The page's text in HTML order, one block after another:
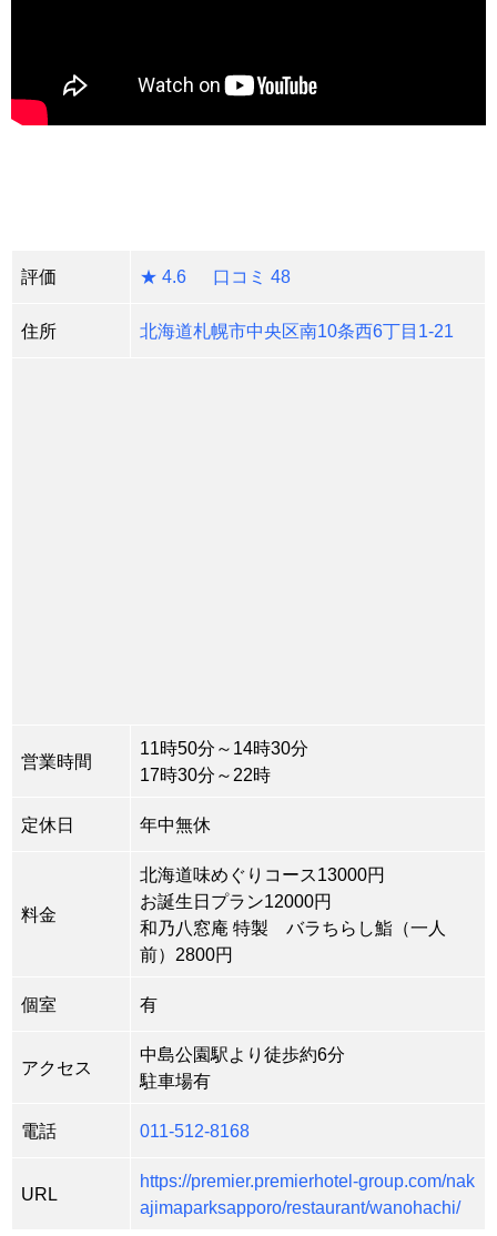
評価 ★ 4.6 口コミ 48
住所 北海道札幌市中央区南10条西6丁目1-21
営業時間
11時50分～14時30分
17時30分～22時
定休日 年中無休
料金
北海道味めぐりコース13000円
お誕生日プラン12000円
和乃八窓庵 特製 バラちらし鮨（一人
前）2800円
個室 有
アクセス
中島公園駅より徒歩約6分
駐車場有
電話 011-512-8168
URL
https://premier.premierhotel-group.com/nak
ajimaparksapporo/restaurant/wanohachi/